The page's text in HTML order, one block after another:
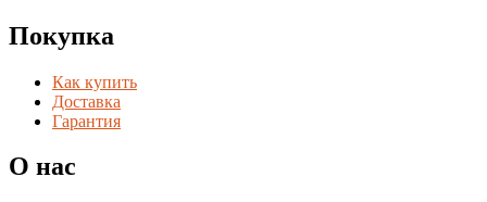
Покупка
Как купить
Доставка
Гарантия
О нас